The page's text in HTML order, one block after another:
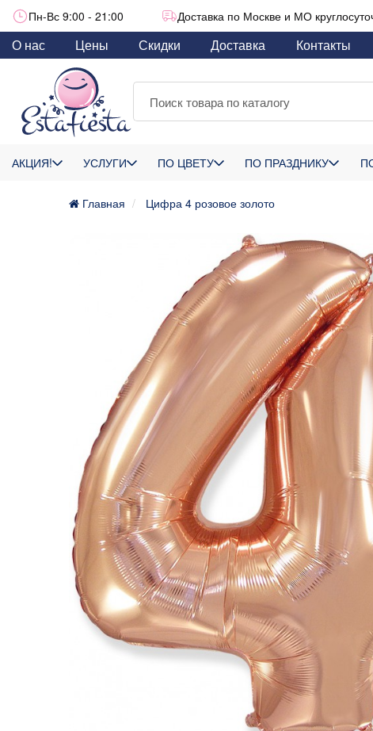
Пн-Вс 9:00 - 21:00 Доставка по Москве и МО
О нас Цены Скидки Доставка Контакты
АКЦИЯ! УСЛУГИ ПО ЦВЕТУ ПО ПРАЗДНИКУ
Главная Цифра 4 розовое золото